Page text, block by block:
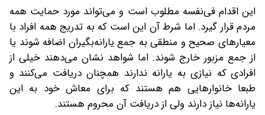
این اقدام فی‌نفسه مطلوب است و می‌تواند مورد حمایت همه
مردم قرار گیرد. اما شرط آن این است که به تدریج همه افراد با
معیارهای صحیح و منطقی به جمع یارانه‌بگیران اضافه شوند یا
از جمع مزبور خارج شوند. اما شواهد نشان می‌دهند خیلی از
افرادی که نیازی به یارانه ندارند همچنان دریافت می‌کنند و
طبعا خانوارهایی هم هستند که برای معاش خود به این
یارانه‌ها نیاز دارند ولی از دریافت آن محروم هستند.